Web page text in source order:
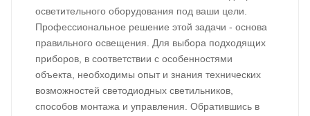
осветительного оборудования под ваши цели.
Профессиональное решение этой задачи - основа
правильного освещения. Для выбора подходящих
приборов, в соответствии с особенностями
объекта, необходимы опыт и знания технических
возможностей светодиодных светильников,
способов монтажа и управления. Обратившись в